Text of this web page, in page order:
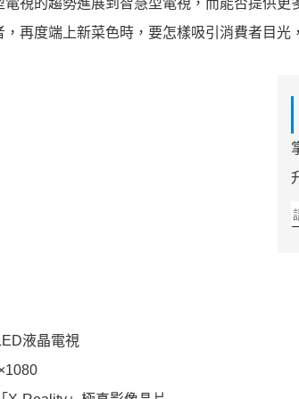
電視的趨勢進展到智慧型電視，而能否提供
再度端上新菜色時，要怎樣吸引消費者目光
液晶電視